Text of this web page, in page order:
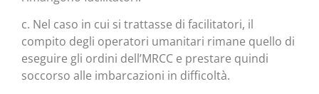
c. Nel caso in cui si trattasse di facilitatori, il
compito degli operatori umanitari rimane quello di
eseguire gli ordini dell’MRCC e prestare quindi
soccorso alle imbarcazioni in difficoltà.